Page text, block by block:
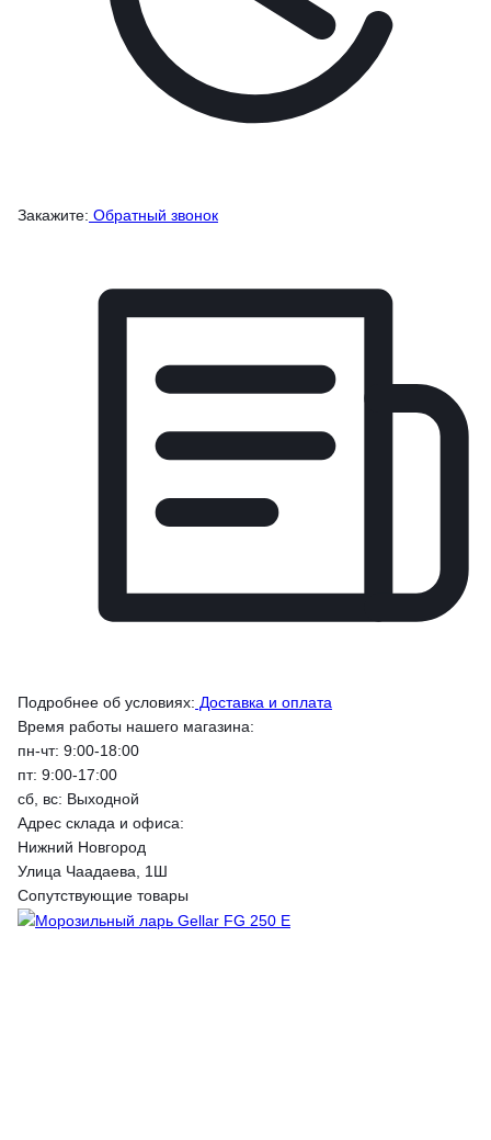
Закажите: Обратный звонок
Подробнее об условиях: Доставка и оплата
Время работы нашего магазина:
пн-чт: 9:00-18:00
пт: 9:00-17:00
сб, вс: Выходной
Адрес склада и офиса:
Нижний Новгород
Улица Чаадаева, 1Ш
Сопутствующие товары